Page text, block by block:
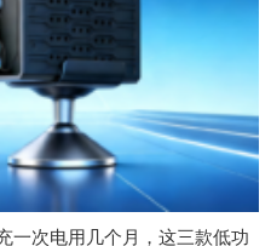
一次电用几个月，这三款低功